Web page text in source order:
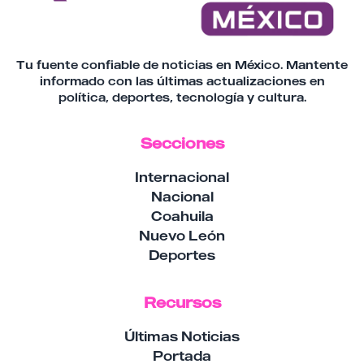
Tu fuente confiable de noticias en México. Mantente
informado con las últimas actualizaciones en
política, deportes, tecnología y cultura.
Secciones
Internacional
Nacional
Coahuila
Nuevo León
Deportes
Recursos
Últimas Noticias
Portada